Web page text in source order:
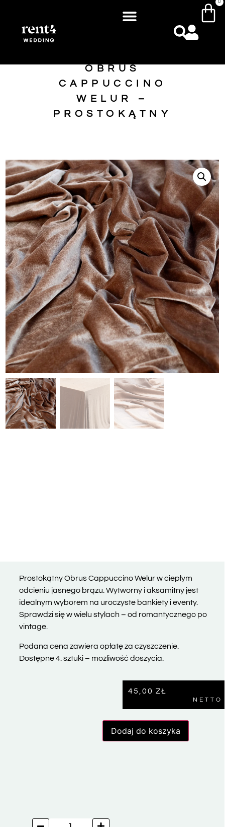
0
OBRUS
CAPPUCCINO
WELUR –
PROSTOKĄTNY
Prostokątny Obrus Cappuccino Welur w ciepłym
odcieniu jasnego brązu. Wytworny i aksamitny jest
idealnym wyborem na uroczyste bankiety i eventy.
Sprawdzi się w wielu stylach – od romantycznego po
vintage.
Podana cena zawiera opłatę za czyszczenie.
Dostępne 4. sztuki – możliwość doszycia.
45,00 ZŁ
NETTO
Dodaj do koszyka